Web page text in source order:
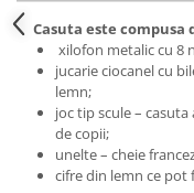
Crime, Thriller, Mistery
Literatura Romana
Literatura Universala
Poezie
Romane de dragoste,
romantice
Casuta este compusa
xilofon metalic cu 8
jucarie ciocanel cu
lemn;
joc tip scule –
de copii;
unelte – cheie
cifre din lemn ce